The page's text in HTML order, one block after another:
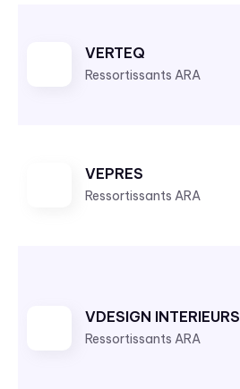
VERTEQ
Ressortissants ARA
VEPRES
Ressortissants ARA
VDESIGN INTERIEURS
Ressortissants ARA